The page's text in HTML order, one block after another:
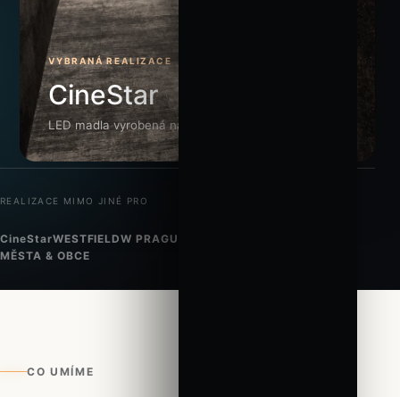
VYBRANÁ REALIZACE
CineStar
LED madla vyrobená na míru
REALIZACE MIMO JINÉ PRO
CineStarWESTFIELDW PRAGUE
MĚSTA & OBCE
CO UMÍME